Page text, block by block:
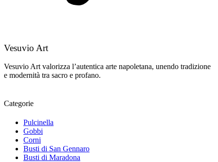
Vesuvio Art
Vesuvio Art valorizza l’autentica arte napoletana, unendo tradizione
e modernità tra sacro e profano.
Categorie
Pulcinella
Gobbi
Corni
Busti di San Gennaro
Busti di Maradona